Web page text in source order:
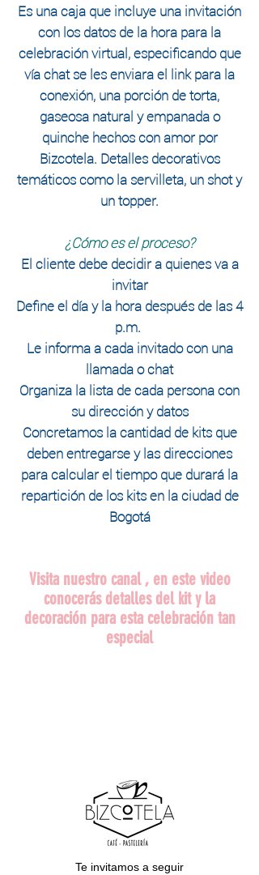
Es una caja que incluye una invitación
con los datos de la hora para la
celebración virtual, especificando que
vía chat se les enviara el link para la
conexión, una porción de torta,
gaseosa natural y empanada o
quinche hechos con amor por
Bizcotela. Detalles decorativos
temáticos como la servilleta, un shot y
un topper.
¿Cómo es el proceso?
El cliente debe decidir a quienes va a
invitar
Define el díay la hora después de las 4
p.m.
Le informa a cada invitado con una
llamada o chat
Organiza la lista de cada persona con
su direccióny datos
Concretamos la cantidad de kits que
deben entregarse y las direcciones
para calcular el tiempo que durará la
repartición de los kits en la ciudad de
Bogotá
Visita nuestro canal , en este video
conocerás detalles del kit y la
decoración para esta celebración tan
especial
Te invitamos a seguir